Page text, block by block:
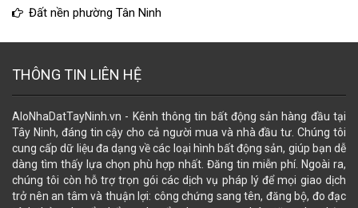
Đất nền phường Tân Ninh
THÔNG TIN LIÊN HỆ
AloNhaDatTayNinh.vn - Kênh thông tin bất động sản hàng đầu tại
Tây Ninh, đáng tin cậy cho cả người mua và nhà đầu tư. Chúng tôi
cung cấp dữ liệu đa dạng về các loại hình bất động sản, giúp bạn dễ
dàng tìm thấy lựa chọn phù hợp nhất. Đăng tin miễn phí. Ngoài ra,
chúng tôi còn hỗ trợ trọn gói các dịch vụ pháp lý để mọi giao dịch
trở nên an tâm và thuận lợi: công chứng sang tên, đăng bộ, đo đạc